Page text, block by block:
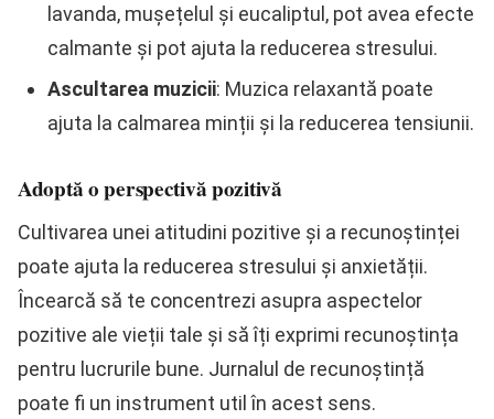
lavanda, mușețelul și eucaliptul, pot avea efecte
calmante și pot ajuta la reducerea stresului.
Ascultarea muzicii: Muzica relaxantă poate
ajuta la calmarea minții și la reducerea tensiunii.
Adoptă o perspectivă pozitivă
Cultivarea unei atitudini pozitive și a recunoștinței
poate ajuta la reducerea stresului și anxietății.
Încearcă să te concentrezi asupra aspectelor
pozitive ale vieții tale și să îți exprimi recunoștința
pentru lucrurile bune. Jurnalul de recunoștință
poate fi un instrument util în acest sens.